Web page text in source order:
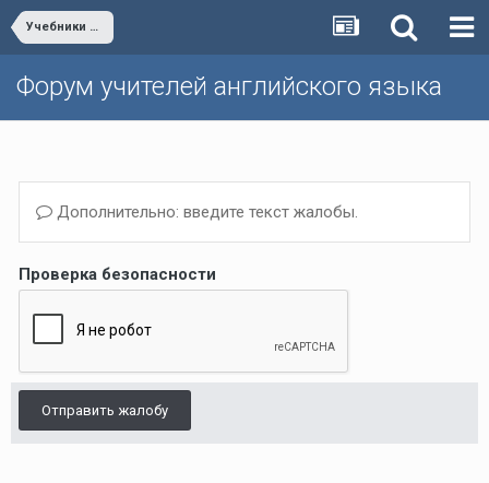
Учебники и учебные пособия
Форум учителей английского языка
Дополнительно: введите текст жалобы.
Проверка безопасности
Отправить жалобу